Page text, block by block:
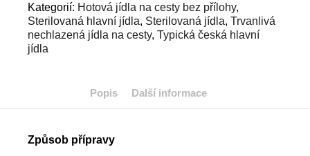
Kategorií: Hotová jídla na cesty bez přílohy,
Sterilovaná hlavní jídla, Sterilovaná jídla, Trvanlivá
nechlazená jídla na cesty, Typická česká hlavní
jídla
Popis Další informace
Způsob přípravy